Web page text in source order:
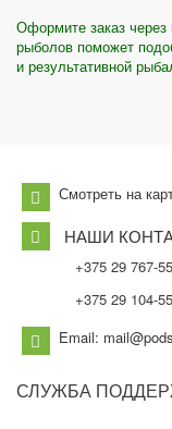
Оформите заказ через
рыболов поможет
и результативной
Смотреть на
НАШИ
+375 29 767-
+375 29 104-
Email:
СЛУЖБА